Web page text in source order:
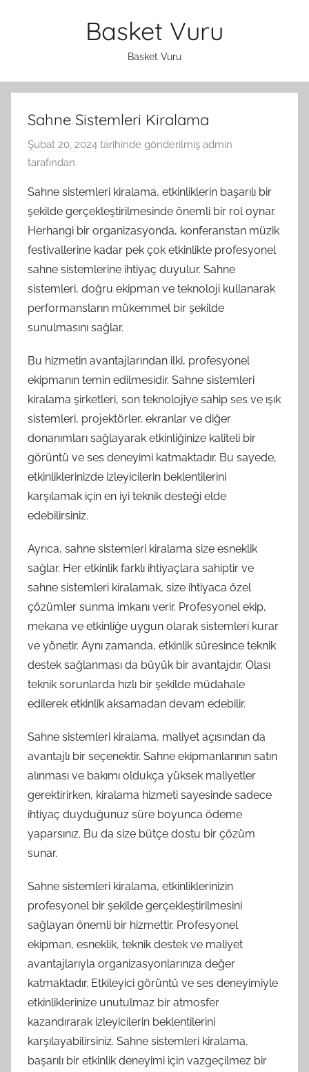
Basket Vuru
Basket Vuru
Sahne Sistemleri Kiralama
Şubat 20, 2024 tarihinde gönderilmiş admin
tarafından
Sahne sistemleri kiralama, etkinliklerin başarılı bir
şekilde gerçekleştirilmesinde önemli bir rol oynar.
Herhangi bir organizasyonda, konferanstan müzik
festivallerine kadar pek çok etkinlikte profesyonel
sahne sistemlerine ihtiyaç duyulur. Sahne
sistemleri, doğru ekipman ve teknoloji kullanarak
performansların mükemmel bir şekilde
sunulmasını sağlar.
Bu hizmetin avantajlarından ilki, profesyonel
ekipmanın temin edilmesidir. Sahne sistemleri
kiralama şirketleri, son teknolojiye sahip ses ve ışık
sistemleri, projektörler, ekranlar ve diğer
donanımları sağlayarak etkinliğinize kaliteli bir
görüntü ve ses deneyimi katmaktadır. Bu sayede,
etkinliklerinizde izleyicilerin beklentilerini
karşılamak için en iyi teknik desteği elde
edebilirsiniz.
Ayrıca, sahne sistemleri kiralama size esneklik
sağlar. Her etkinlik farklı ihtiyaçlara sahiptir ve
sahne sistemleri kiralamak, size ihtiyaca özel
çözümler sunma imkanı verir. Profesyonel ekip,
mekana ve etkinliğe uygun olarak sistemleri kurar
ve yönetir. Aynı zamanda, etkinlik süresince teknik
destek sağlanması da büyük bir avantajdır. Olası
teknik sorunlarda hızlı bir şekilde müdahale
edilerek etkinlik aksamadan devam edebilir.
Sahne sistemleri kiralama, maliyet açısından da
avantajlı bir seçenektir. Sahne ekipmanlarının satın
alınması ve bakımı oldukça yüksek maliyetler
gerektirirken, kiralama hizmeti sayesinde sadece
ihtiyaç duyduğunuz süre boyunca ödeme
yaparsınız. Bu da size bütçe dostu bir çözüm
sunar.
Sahne sistemleri kiralama, etkinliklerinizin
profesyonel bir şekilde gerçekleştirilmesini
sağlayan önemli bir hizmettir. Profesyonel
ekipman, esneklik, teknik destek ve maliyet
avantajlarıyla organizasyonlarınıza değer
katmaktadır. Etkileyici görüntü ve ses deneyimiyle
etkinliklerinize unutulmaz bir atmosfer
kazandırarak izleyicilerin beklentilerini
karşılayabilirsiniz. Sahne sistemleri kiralama,
başarılı bir etkinlik deneyimi için vazgeçilmez bir